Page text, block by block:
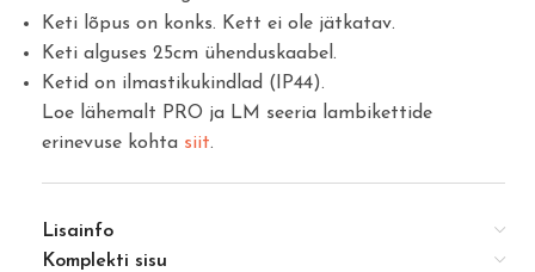
Keti lõpus on konks. Kett ei ole jätkatav.
Keti alguses 25cm ühenduskaabel.
Ketid on ilmastikukindlad (IP44).
Loe lähemalt PRO ja LM seeria lambikettide
erinevuse kohta siit.
Lisainfo
Komplekti sisu